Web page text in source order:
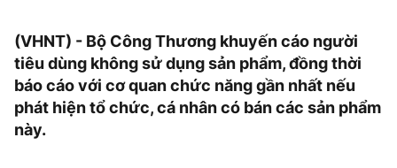
(VHNT) - Bộ Công Thương khuyến cáo người
tiêu dùng không sử dụng sản phẩm, đồng thời
báo cáo với cơ quan chức năng gần nhất nếu
phát hiện tổ chức, cá nhân có bán các sản phẩm
này.